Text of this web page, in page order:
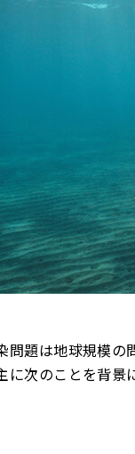
問題は地球規模の
に次のことを背景